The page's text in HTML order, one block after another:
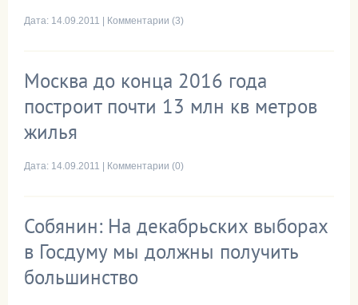
КОНТАКТЫ
Дата: 14.09.2011 Комментарии (3)
Москва до конца 2016 года
построит почти 13 млн кв метров
жилья
Дата: 14.09.2011 Комментарии (0)
Собянин: На декабрьских выборах
в Госдуму мы должны получить
большинство